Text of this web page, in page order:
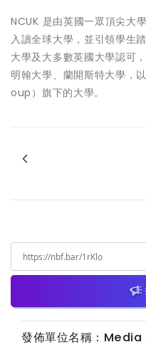
NCUK 是由英國一眾頂尖大
入讀全球大學，並引領學生
大學及大多數英國大學認可
明翰大學、蘭開斯特大學，
oup）旗下的大學。
發佈單位名稱：